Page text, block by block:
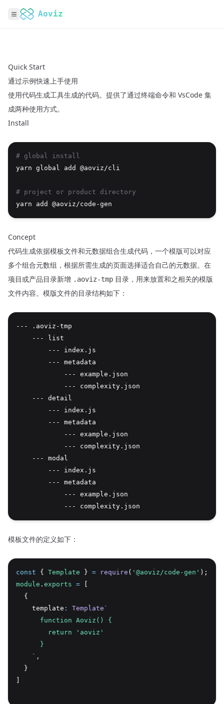
Aoviz
Quick Start
通过示例快速上手使用
使用代码生成工具生成的代码。提供了通过终端命令和 VsCode 集
成两种使用方式。
Install
# global install
yarn global add @aoviz/cli
# project or product directory
yarn add @aoviz/code-gen
Concept
代码生成依据模板文件和元数据组合生成代码，一个模版可以对应
多个组合元数组，根据所需生成的页面选择适合自己的元数据。在
项目或产品目录新增 .aoviz-tmp 目录，用来放置和之相关的模版
文件内容。模版文件的目录结构如下：
--- .aoviz-tmp
    --- list
        --- index.js
        --- metadata
            --- example.json
            --- complexity.json
    --- detail
        --- index.js
        --- metadata
            --- example.json
            --- complexity.json
    --- modal
        --- index.js
        --- metadata
            --- example.json
模板文件的定义如下：
const { Template } = require ( '@aoviz/code-gen' );
module . exports =
  {
    template
: Template `
      function Aoviz() {
        return 'aoviz'
      }
    `
,
  }